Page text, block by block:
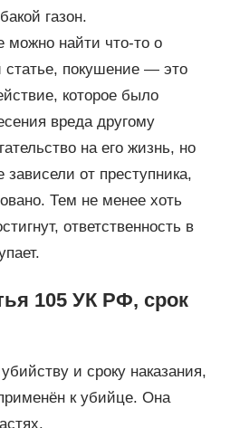
газон.
можно найти что-то о
покушение — это
которое было
вреда другому
на его жизнь, но
зависели от преступника,
Тем не менее хоть
ответственность в
105 УК РФ, срок
и сроку наказания,
к убийце. Она